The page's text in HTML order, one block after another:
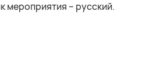
мероприятия – русский.